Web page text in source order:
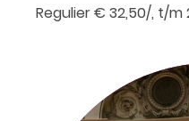
Regulier € 32,50/, t/m